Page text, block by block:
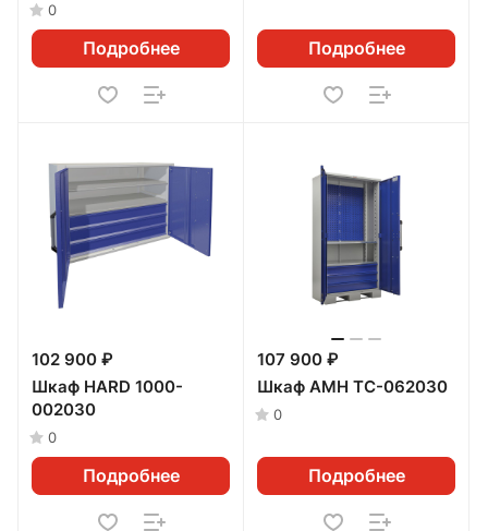
0
Подробнее Подробнее
102 900 ₽
Шкаф HARD 1000-
002030
0
Подробнее
107 900 ₽
Шкаф AMH TC-062030
0
Подробнее